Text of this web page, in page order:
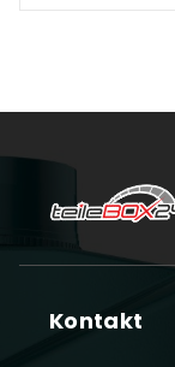
Kontakt